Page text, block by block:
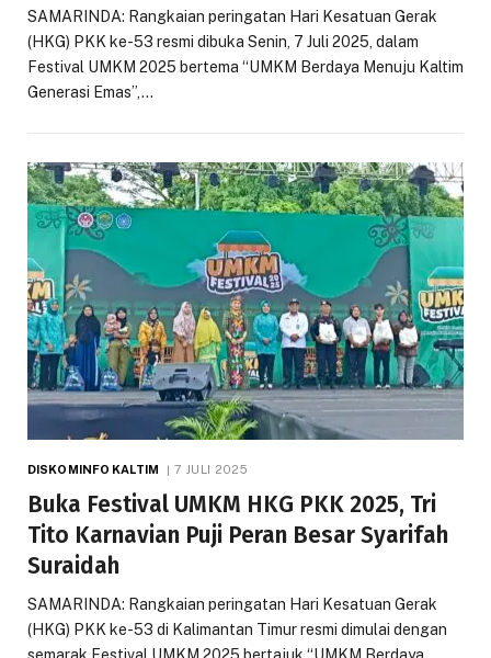
SAMARINDA: Rangkaian peringatan Hari Kesatuan Gerak
(HKG) PKK ke-53 resmi dibuka Senin, 7 Juli 2025, dalam
Festival UMKM 2025 bertema “UMKM Berdaya Menuju Kaltim
Generasi Emas”,…
DISKOMINFO KALTIM 7 JULI 2025
Buka Festival UMKM HKG PKK 2025, Tri
Tito Karnavian Puji Peran Besar Syarifah
Suraidah
SAMARINDA: Rangkaian peringatan Hari Kesatuan Gerak
(HKG) PKK ke-53 di Kalimantan Timur resmi dimulai dengan
semarak Festival UMKM 2025 bertajuk “UMKM Berdaya